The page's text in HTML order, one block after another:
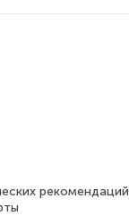
рекомендаций